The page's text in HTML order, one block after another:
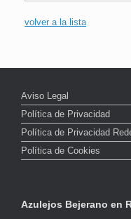
volver a la lista
Aviso Legal
Política de Privacidad
Política de Privacidad
Política de Cookies
Azulejos Bejerano en